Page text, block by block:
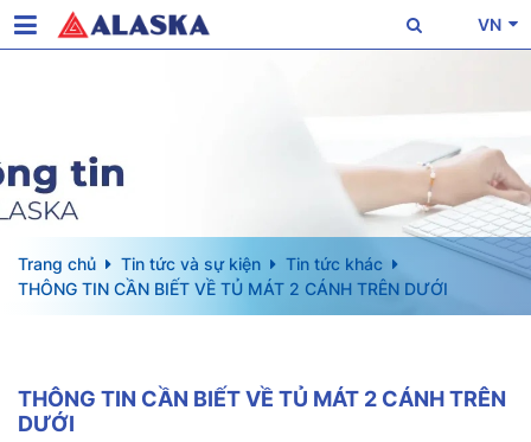
VN
Trang chủ Tin tức và sự kiện
Tin tức khác
THÔNG TIN CẦN BIẾT VỀ TỦ MÁT 2 CÁNH TRÊN DƯỚI
THÔNG TIN CẦN BIẾT VỀ TỦ MÁT 2 CÁNH TRÊN
DƯỚI